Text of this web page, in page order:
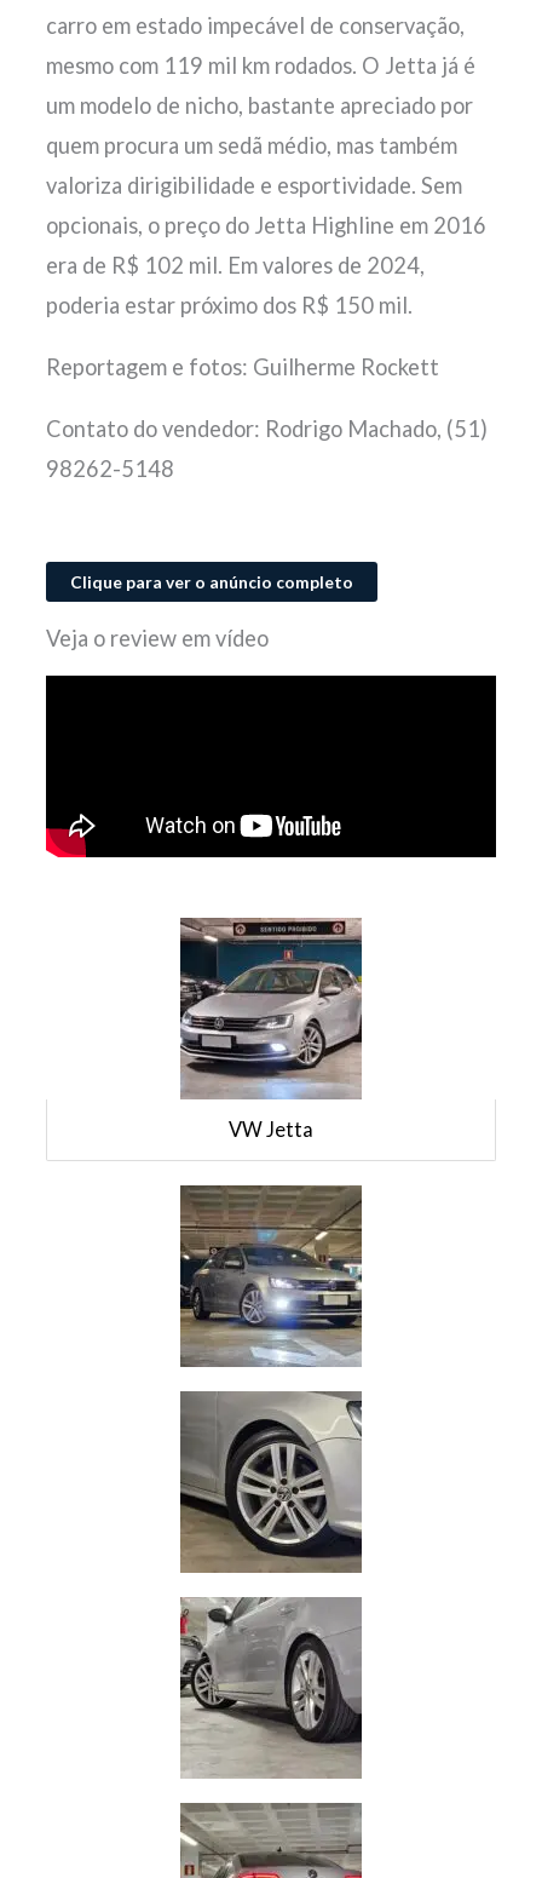
carro em estado impecável de conservação,
mesmo com 119 mil km rodados. O Jetta já é
um modelo de nicho, bastante apreciado por
quem procura um sedã médio, mas também
valoriza dirigibilidade e esportividade. Sem
opcionais, o preço do Jetta Highline em 2016
era de R$ 102 mil. Em valores de 2024,
poderia estar próximo dos R$ 150 mil.
Reportagem e fotos: Guilherme Rockett
Contato do vendedor: Rodrigo Machado, (51)
98262-5148
Clique para ver o anúncio completo
Veja o review em vídeo
VW Jetta